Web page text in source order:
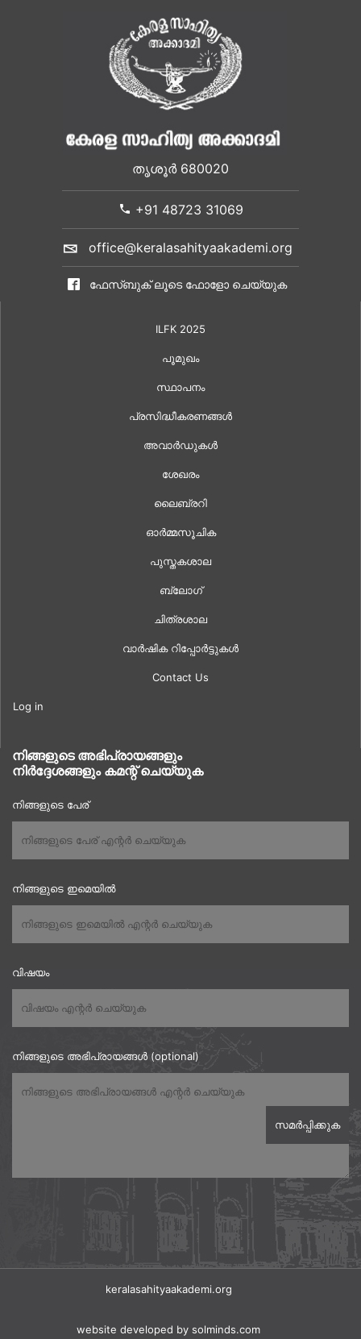
തൃശൂർ 680020
+91 48723 31069
office@keralasahityaakademi.org
ഫേസ്ബുക് ലൂടെ ഫോളോ ചെയ്യുക
ILFK 2025
പൂമുഖം
സ്ഥാപനം
പ്രസിദ്ധീകരണങ്ങൾ
അവാർഡുകൾ
ശേഖരം
ലൈബ്രറി
ഓർമ്മസൂചിക
പുസ്തകശാല
ബ്ലോഗ്
ചിത്രശാല
വാർഷിക റിപ്പോർട്ടുകൾ
Contact Us
Log in
നിങ്ങളുടെ അഭിപ്രായങ്ങളും
നിർദ്ദേശങ്ങളും കമന്റ് ചെയ്യുക
നിങ്ങളുടെ പേര്
നിങ്ങളുടെ ഇമെയിൽ
വിഷയം
നിങ്ങളുടെ അഭിപ്രായങ്ങൾ (optional)
keralasahityaakademi.org
website developed by solminds.com